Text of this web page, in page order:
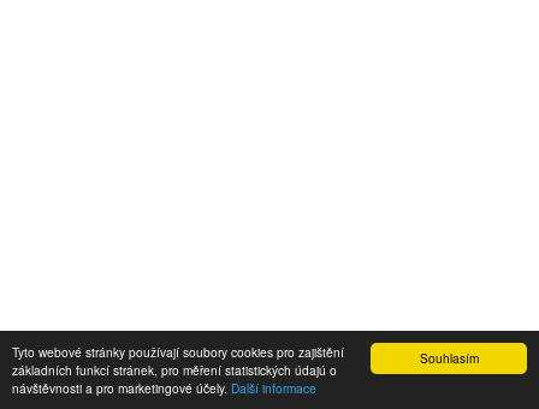
Souhlasím
Tyto webové stránky používají soubory cookies pro zajištění
základních funkcí stránek, pro měření statistických údajú o
návštěvnosti a pro marketingové účely. Další informace